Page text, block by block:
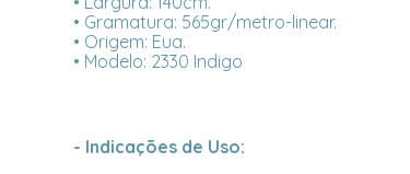
• Gramatura: 565gr/metro-linear.
• Origem: Eua.
• Modelo: 2330 Indigo
- Indicações de Uso: